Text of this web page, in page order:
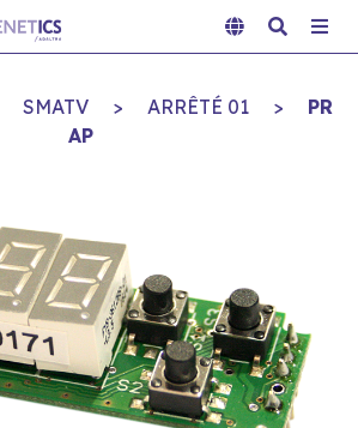
SMATV > ARRÊTÉ 01 >
PR
AP